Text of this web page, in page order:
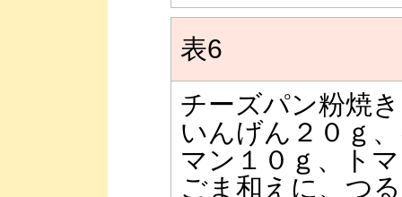
表6
チーズパン粉焼
いんげん２０ｇ
マン１０ｇ、ト
ごま和えに、つ